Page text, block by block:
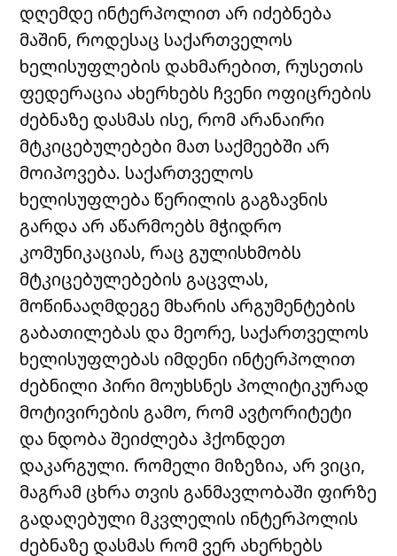
დღემდე ინტერპოლით არ იძებნება
მაშინ, როდესაც საქართველოს
ხელისუფლების დახმარებით, რუსეთის
ფედერაცია ახერხებს ჩვენი ოფიცრების
ძებნაზე დასმას ისე, რომ არანაირი
მტკიცებულებები მათ საქმეებში არ
მოიპოვება. საქართველოს
ხელისუფლება წერილის გაგზავნის
გარდა არ აწარმოებს მჭიდრო
კომუნიკაციას, რაც გულისხმობს
მტკიცებულებების გაცვლას,
მოწინააღმდეგე მხარის არგუმენტების
გაბათილებას და მეორე, საქართველოს
ხელისუფლებას იმდენი ინტერპოლით
ძებნილი პირი მოუხსნეს პოლიტიკურად
მოტივირების გამო, რომ ავტორიტეტი
და ნდობა შეიძლება ჰქონდეთ
დაკარგული. რომელი მიზეზია, არ ვიცი,
მაგრამ ცხრა თვის განმავლობაში ფირზე
გადაღებული მკვლელის ინტერპოლის
ძებნაზე დასმას რომ ვერ ახერხებს